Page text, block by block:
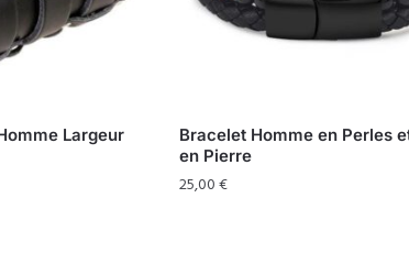
Largeur
Bracelet Homme en Perles
en Pierre
25,00€